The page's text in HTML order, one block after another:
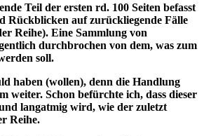
Teil der ersten rd. 100 Seiten befasst
Rückblicken auf zurückliegende Fälle
Reihe). Eine Sammlung von
durchbrochen von dem, was zum
soll.
haben (wollen), denn die Handlung
weiter. Schon befürchte ich, dass dieser
langatmig wird, wie der zuletzt
Reihe.